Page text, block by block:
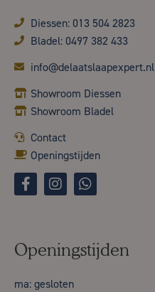
Diessen: 013 504 2823
Bladel: 0497 382 433
info@delaatslaapexpert.nl
Showroom Diessen
Showroom Bladel
Contact
Openingstijden
Openingstijden
ma: gesloten